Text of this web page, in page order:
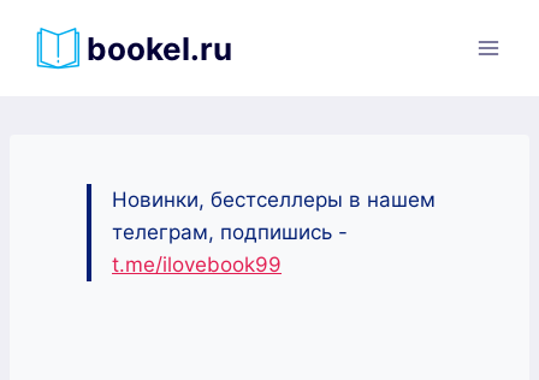
bookel.ru
Новинки, бестселлеры в нашем
телеграм, подпишись -
t.me/ilovebook99